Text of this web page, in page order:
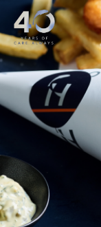
メインコンテンツ